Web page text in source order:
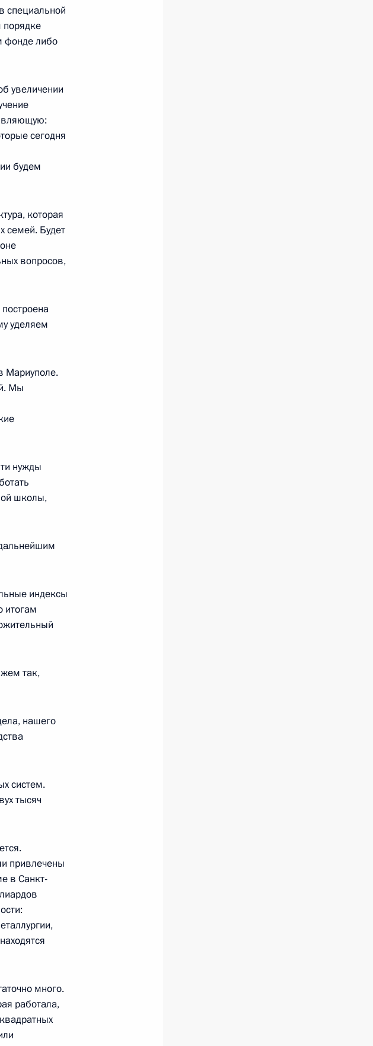
3
13
5
специальной
порядке
фонде либо
увеличении
сегодня
будем
которая
семей. Будет
вопросов,
уделяем
Мариуполе.
Мы
нужды
школы,
индексы
итогам
так,
нашего
систем.
тысяч
привлечены
в Санкт-
много.
работала,